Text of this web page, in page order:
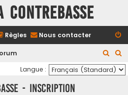
CONTREBASSE
Règles Nous contacter
e
c
e
c
Langue :
- Inscription